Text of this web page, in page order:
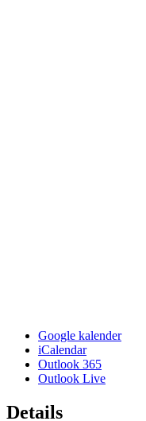
Google kalender
iCalendar
Outlook 365
Outlook Live
Details